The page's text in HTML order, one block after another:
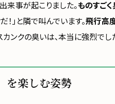
来事が起こりました。ものすご
！」と隣で叫んでいます。飛行高
ンクの臭いは、本当に強烈でし
を楽しむ姿勢